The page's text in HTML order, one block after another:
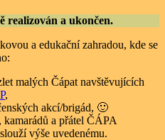
realizován a ukončen.
a edukační zahradou, kde se
malých Čápat navštěvujících
,
akcí/brigád, 🙂
a přátel ČÁPA
výše uvedenému.